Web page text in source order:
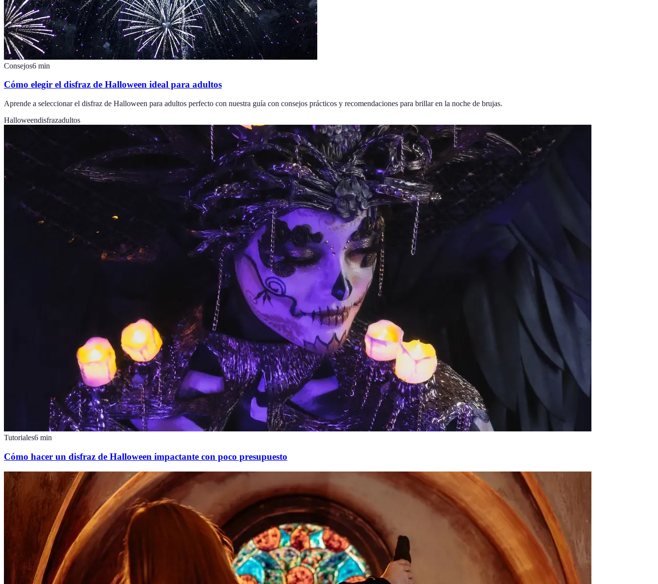
Consejos6 min
Cómo elegir el disfraz de Halloween ideal para adultos
Aprende a seleccionar el disfraz de Halloween para adultos perfecto con nuestra guía con consejos prácticos y recomendaciones para brillar en la noche de brujas.
Halloweendisfrazadultos
Tutoriales6 min
Cómo hacer un disfraz de Halloween impactante con poco presupuesto